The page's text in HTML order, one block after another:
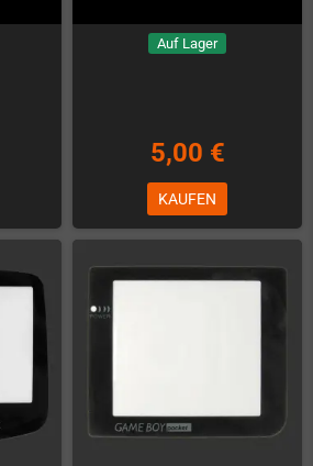
Auf Lager
5,00 €
KAUFEN